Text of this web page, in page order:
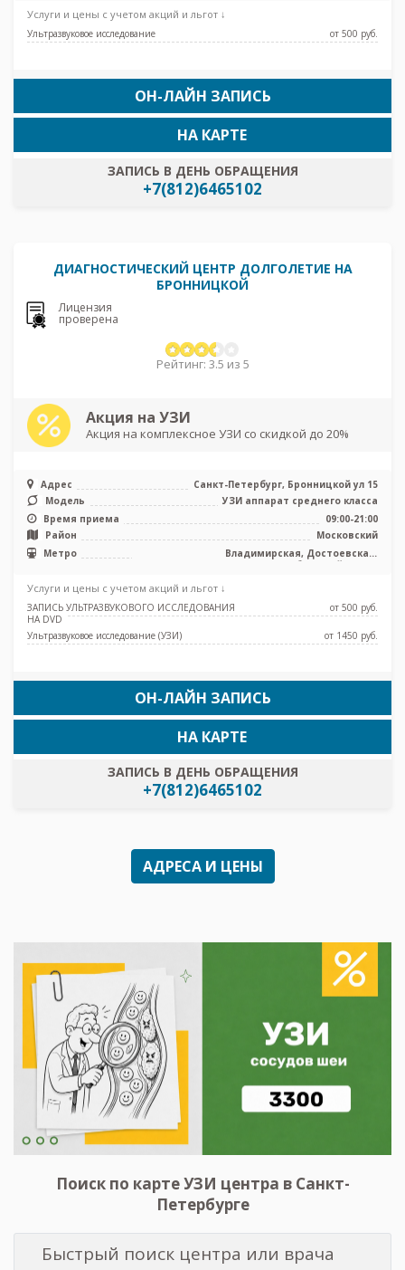
Услуги и цены с учетом акций и льгот ↓
Ультразвуковое исследование от 500 pуб.
ОН-ЛАЙН ЗАПИСЬ
ЗАПИСЬ В ДЕНЬ ОБРАЩЕНИЯ
+7(812)6465102
НА КАРТЕ
ДИАГНОСТИЧЕСКИЙ ЦЕНТР ДОЛГОЛЕТИЕ НА
БРОННИЦКОЙ
Лицензия
проверена
Рейтинг: 3.5 из 5
Акция на УЗИ
Акция на комплексное УЗИ со скидкой до 20%
Адрес
Санкт-Петербург, Бронницкой ул 15
Модель
УЗИ аппарат среднего класса
Время приема
09:00-21:00
Район
Московский
Метро
Владимирская, Достоевская,
Звенигородская, Обводный канал,
Спасская, Технологический институт,
Услуги и цены с учетом акций и льгот ↓
ЗАПИСЬ УЛЬТРАЗВУКОВОГО ИССЛЕДОВАНИЯ
НА DVD
от 500 pуб.
Ультразвуковое исследование (УЗИ) от 1450 pуб.
ОН-ЛАЙН ЗАПИСЬ
ЗАПИСЬ В ДЕНЬ ОБРАЩЕНИЯ
+7(812)6465102
НА КАРТЕ
АДРЕСА И ЦЕНЫ
Поиск по карте УЗИ центра в Санкт-
Петербурге
Быстрый поиск центра или врача